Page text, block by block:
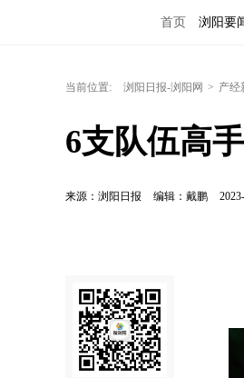
首页 浏阳要
当前位置: 浏阳日报-浏阳网 > 产经
6支队伍高
来源：浏阳日报 编辑：戴鹏